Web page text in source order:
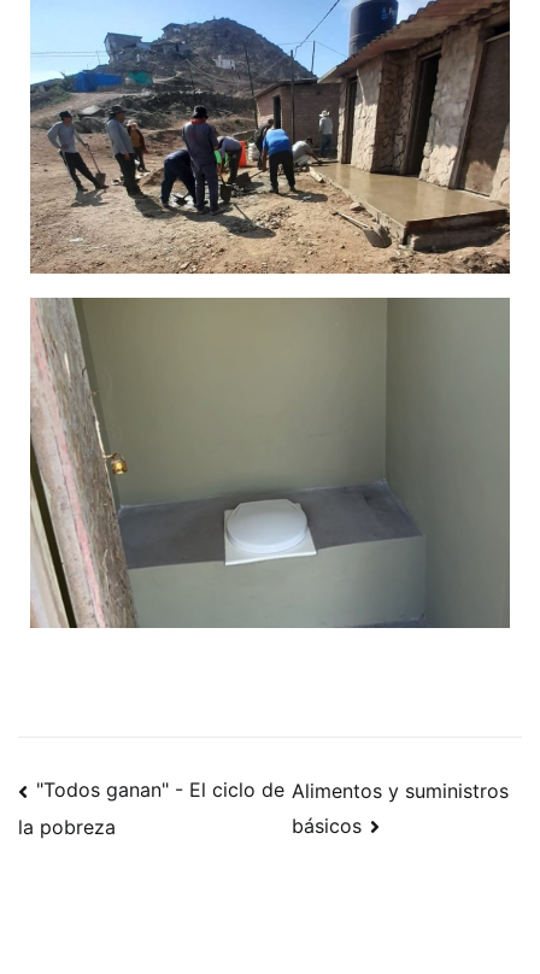
"Todos ganan" - El ciclo de
la pobreza
Alimentos y suministros
básicos